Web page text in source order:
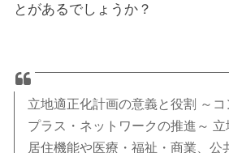
とがあるでしょうか？
立地適正化計画の意義と役割 ～コ
プラス・ネットワークの推進～ 立
居住機能や医療・福祉・商業、公